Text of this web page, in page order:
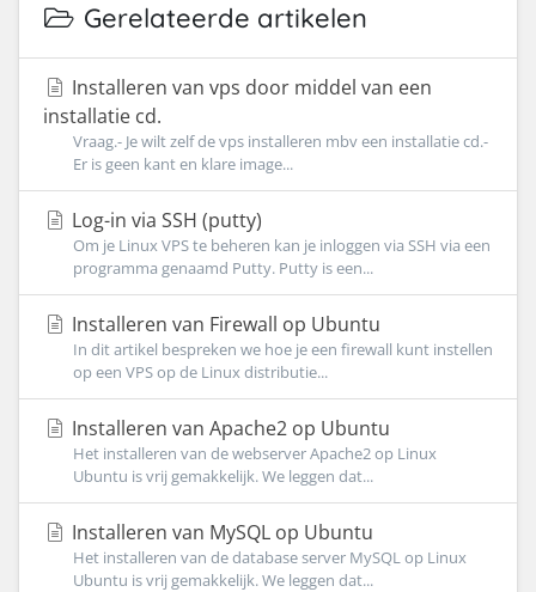
Gerelateerde artikelen
Installeren van vps door middel van een
installatie cd.
Vraag.- Je wilt zelf de vps installeren mbv een installatie cd.-
Er is geen kant en klare image...
Log-in via SSH (putty)
Om je Linux VPS te beheren kan je inloggen via SSH via een
programma genaamd Putty. Putty is een...
Installeren van Firewall op Ubuntu
In dit artikel bespreken we hoe je een firewall kunt instellen
op een VPS op de Linux distributie...
Installeren van Apache2 op Ubuntu
Het installeren van de webserver Apache2 op Linux
Ubuntu is vrij gemakkelijk. We leggen dat...
Installeren van MySQL op Ubuntu
Het installeren van de database server MySQL op Linux
Ubuntu is vrij gemakkelijk. We leggen dat...